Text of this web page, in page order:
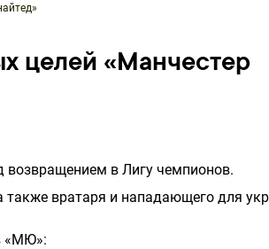
целей «Манчестер
возвращением в Лигу чемпионов.
также вратаря и нападающего для
«МЮ»: